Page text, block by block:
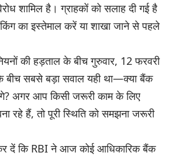
शामिल है। ग्राहकों को सलाह दी गई है
का इस्तेमाल करें या शाखा जाने से पहले
की हड़ताल के बीच गुरुवार, 12 फरवरी
के बीच सबसे बड़ा सवाल यही था—क्या बैंक
अगर आप किसी जरूरी काम के लिए
रहे हैं, तो पूरी स्थिति को समझना जरूरी
दें कि RBI ने आज कोई आधिकारिक बैंक